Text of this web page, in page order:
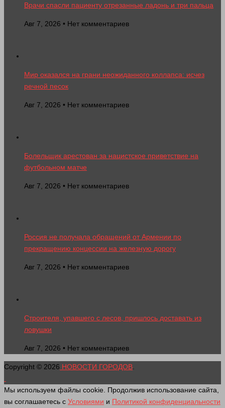
Врачи спасли пациенту отрезанные ладонь и три пальца
Авг 7, 2026 • Нет комментариев
Мир оказался на грани неожиданного коллапса: исчез
речной песок
Авг 7, 2026 • Нет комментариев
Болельщик арестован за нацистское приветствие на
футбольном матче
Авг 7, 2026 • Нет комментариев
Россия не получала обращений от Армении по
прекращению концессии на железную дорогу
Авг 7, 2026 • Нет комментариев
Строителя, упавшего с лесов, пришлось доставать из
ловушки
Авг 7, 2026 • Нет комментариев
Copyright © 2026 НОВОСТИ ГОРОДОВ
Мы используем файлы cookie. Продолжив использование сайта,
вы соглашаетесь с Условиями и Политикой конфиденциальности